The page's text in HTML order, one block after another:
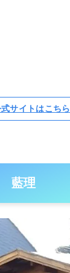
サイトはこちら
藍理